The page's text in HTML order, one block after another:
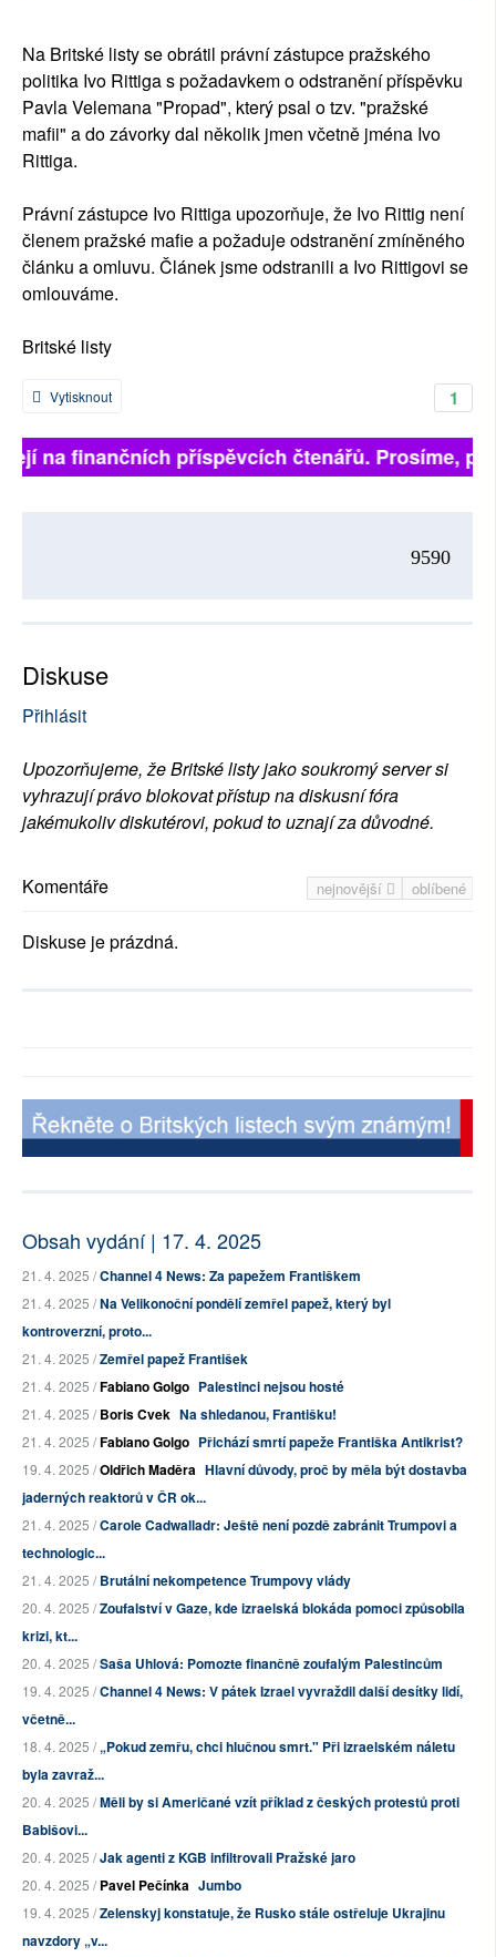
RUBRIKY
PLNÁ VERZE STRÁNEK
Na Britské listy se obrátil právní zástupce pražského
politika Ivo Rittiga s požadavkem o odstranění příspěvku
Pavla Velemana "Propad", který psal o tzv. "pražské
mafii" a do závorky dal několik jmen včetně jména Ivo
Rittiga.
Právní zástupce Ivo Rittiga upozorňuje, že Ivo Rittig není
členem pražské mafie a požaduje odstranění zmíněného
článku a omluvu. Článek jsme odstranili a Ivo Rittigovi se
omlouváme.
Britské listy
1
Vytisknout
na finančních příspěvcích čtenářů. Prosíme,
9590
Diskuse
Přihlásit
Upozorňujeme, že Britské listy jako soukromý server si
vyhrazují právo blokovat přístup na diskusní fóra
jakémukoliv diskutérovi, pokud to uznají za důvodné.
nejnovější oblíbené
Komentáře
Diskuse je prázdná.
Obsah vydání | 17. 4. 2025
21. 4. 2025 /Channel 4 News: Za papežem Františkem
21. 4. 2025 /Na Velikonoční pondělí zemřel papež, který byl
kontroverzní, proto...
21. 4. 2025 /Zemřel papež František
21. 4. 2025 /Fabiano Golgo Palestinci nejsou hosté
21. 4. 2025 /Boris Cvek Na shledanou, Františku!
21. 4. 2025 /Fabiano Golgo Přichází smrtí papeže Františka Antikrist?
19. 4. 2025 /Oldřich Maděra Hlavní důvody, proč by měla být dostavba
jaderných reaktorů v ČR ok...
21. 4. 2025 /Carole Cadwalladr: Ještě není pozdě zabránit Trumpovi a
technologic...
21. 4. 2025 /Brutální nekompetence Trumpovy vlády
20. 4. 2025 /Zoufalství v Gaze, kde izraelská blokáda pomoci způsobila
krizi, kt...
20. 4. 2025 /Saša Uhlová: Pomozte finančně zoufalým Palestincům
19. 4. 2025 /Channel 4 News: V pátek Izrael vyvraždil další desítky lidí,
včetně...
18. 4. 2025 /„Pokud zemřu, chci hlučnou smrt." Při izraelském náletu
byla zavraž...
20. 4. 2025 /Měli by si Američané vzít příklad z českých protestů proti
Babišovi...
20. 4. 2025 /Jak agenti z KGB infiltrovali Pražské jaro
20. 4. 2025 /Pavel Pečínka Jumbo
19. 4. 2025 /Zelenskyj konstatuje, že Rusko stále ostřeluje Ukrajinu
navzdory „v...